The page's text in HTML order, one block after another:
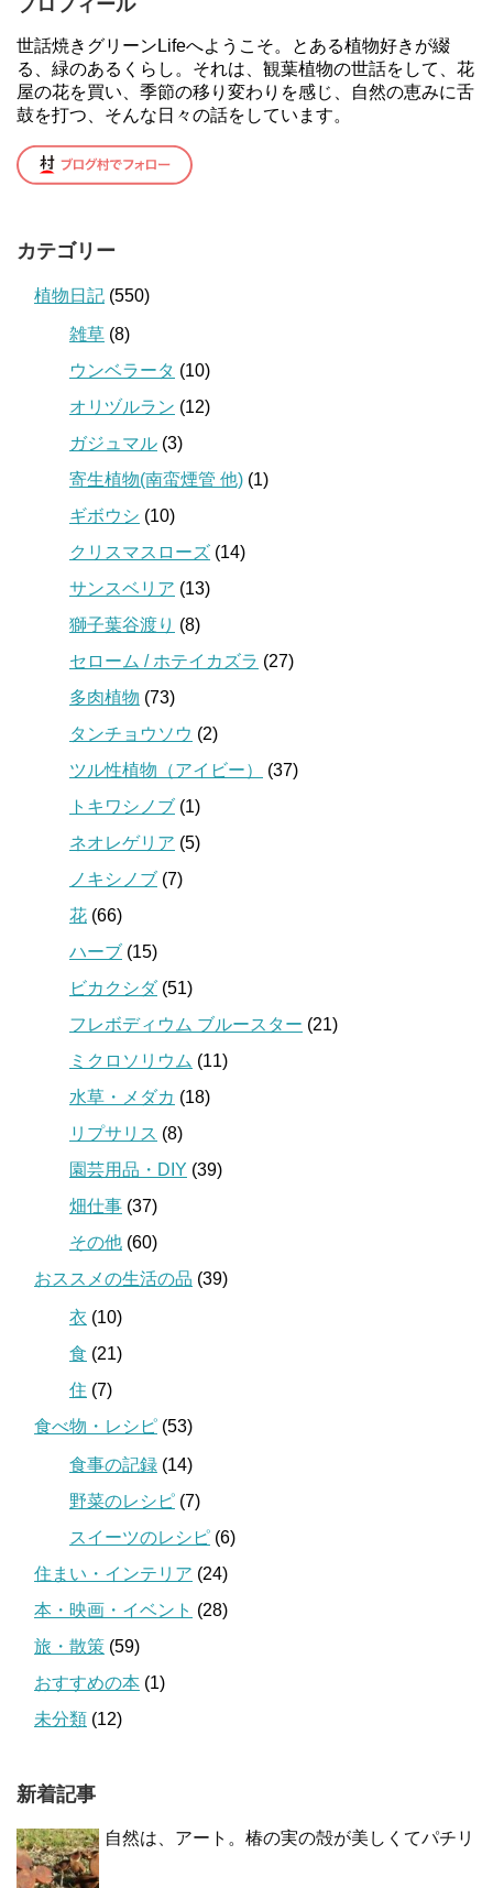
プロフィール
世話焼きグリーンLifeへようこそ。とある植物好きが綴
る、緑のあるくらし。それは、観葉植物の世話をして、花
屋の花を買い、季節の移り変わりを感じ、自然の恵みに舌
鼓を打つ、そんな日々の話をしています。
カテゴリー
植物日記 (550)
雑草 (8)
ウンベラータ (10)
オリヅルラン (12)
ガジュマル (3)
寄生植物(南蛮煙管 他) (1)
ギボウシ (10)
クリスマスローズ (14)
サンスベリア (13)
獅子葉谷渡り (8)
セローム / ホテイカズラ (27)
多肉植物 (73)
タンチョウソウ (2)
ツル性植物（アイビー）
(37)
トキワシノブ (1)
ネオレゲリア (5)
ノキシノブ (7)
花 (66)
ハーブ (15)
ビカクシダ(51)
フレボディウム ブルースター (21)
ミクロソリウム (11)
水草・メダカ (18)
リプサリス (8)
園芸用品・DIY (39)
畑仕事 (37)
その他 (60)
おススメの生活の品 (39)
衣 (10)
食 (21)
住 (7)
食べ物・レシピ (53)
食事の記録 (14)
野菜のレシピ (7)
スイーツのレシピ (6)
住まい・インテリア (24)
本・映画・イベント (28)
旅・散策 (59)
おすすめの本 (1)
未分類 (12)
新着記事
自然は、アート。椿の実の殻が美しくてパチリ